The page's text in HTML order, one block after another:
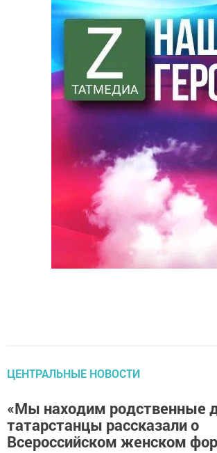
ЦЕНТРАЛЬНЫЕ НОВОСТИ
«Мы находим родственные
татарстанцы рассказали о
Всероссийском женском